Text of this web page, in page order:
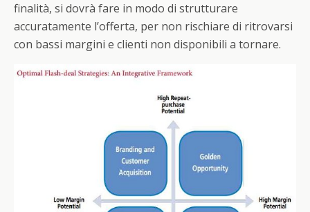
finalità, si dovrà fare in modo di strutturare
accuratamente l’offerta, per non rischiare di ritrovarsi
con bassi margini e clienti non disponibili a tornare.